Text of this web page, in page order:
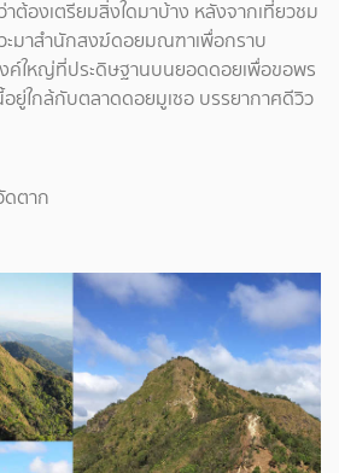
ต้องเตรียมสิ่งใดมาบ้าง หลังจากเที่ยวชม
ะมาสำนักสงฆ์ดอยมณฑาเพื่อกราบ
ค์ใหญ่ที่ประดิษฐานบนยอดดอยเพื่อขอพร
ยู่ใกล้กับตลาดดอยมูเซอ บรรยากาศดีวิว
ดตาก